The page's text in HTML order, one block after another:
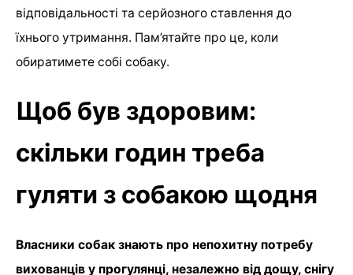
відповідальності та серйозного ставлення до
їхнього утримання. Пам’ятайте про це, коли
обиратимете собі собаку.
Щоб був здоровим:
скільки годин треба
гуляти з собакою щодня
Власники собак знають про непохитну потребу
вихованців у прогулянці, незалежно від дощу, снігу